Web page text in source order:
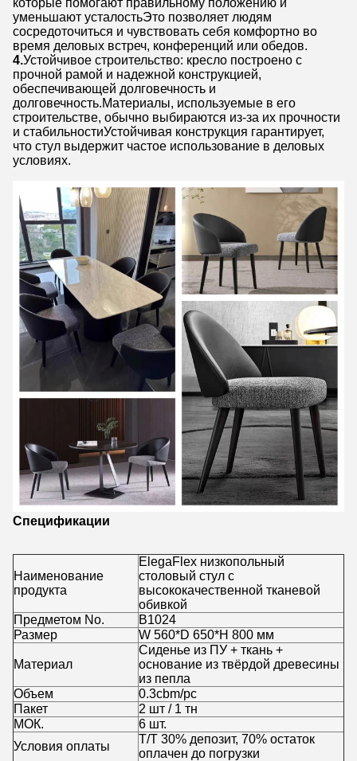
которые помогают правильному положению и
уменьшают усталостьЭто позволяет людям
сосредоточиться и чувствовать себя комфортно во
время деловых встреч, конференций или обедов.
4.Устойчивое строительство: кресло построено с
прочной рамой и надежной конструкцией,
обеспечивающей долговечность и
долговечность.Материалы, используемые в его
строительстве, обычно выбираются из-за их прочности
и стабильностиУстойчивая конструкция гарантирует,
что стул выдержит частое использование в деловых
условиях.
Спецификации
Наименование
продукта
ElegaFlex низкопольный
столовый стул с
высококачественной тканевой
обивкой
Предметом No.
B1024
Размер
W 560*D 650*H 800 мм
Материал
Сиденье из ПУ + ткань +
основание из твёрдой древесины
из пепла
Объем
0.3cbm/pc
Пакет
2 шт / 1 тн
МОК.
6 шт.
Условия оплаты
Т/Т 30% депозит, 70% остаток
оплачен до погрузки